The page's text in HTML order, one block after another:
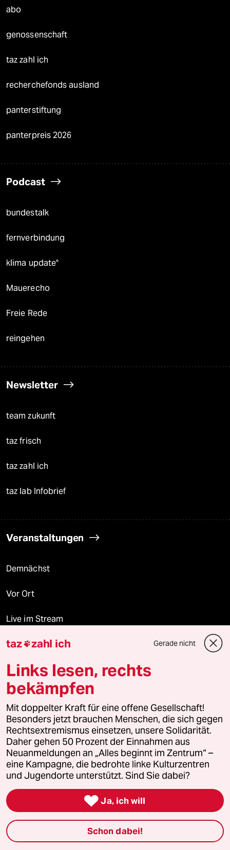
abo
genossenschaft
taz zahl ich
recherchefonds ausland
panterstiftung
panterpreis 2026
Podcast
bundestalk
fernverbindung
klima update°
Mauerecho
Freie Rede
reingehen
Newsletter
team zukunft
taz frisch
taz zahl ich
taz lab Infobrief
Veranstaltungen
Demnächst
Vor Ort
Live im Stream
Vergangene
taz lab 2027
Mehr taz Lesestoff
taz Blogs
taz FUTURZWEI
Le Monde diplomatique
taz Archiv
taz zahl ich Gerade nicht
Links lesen, rechts
bekämpfen
Mit doppelter Kraft für eine offene Gesellschaft!
Besonders jetzt brauchen Menschen, die sich gegen
Rechtsextremismus einsetzen, unsere Solidarität.
Daher gehen 50 Prozent der Einnahmen aus
Neuanmeldungen an „Alles beginnt im Zentrum“ –
eine Kampagne, die bedrohte linke Kulturzentren
und Jugendorte unterstützt. Sind Sie dabei?
 Ja, ich will
Schon dabei!